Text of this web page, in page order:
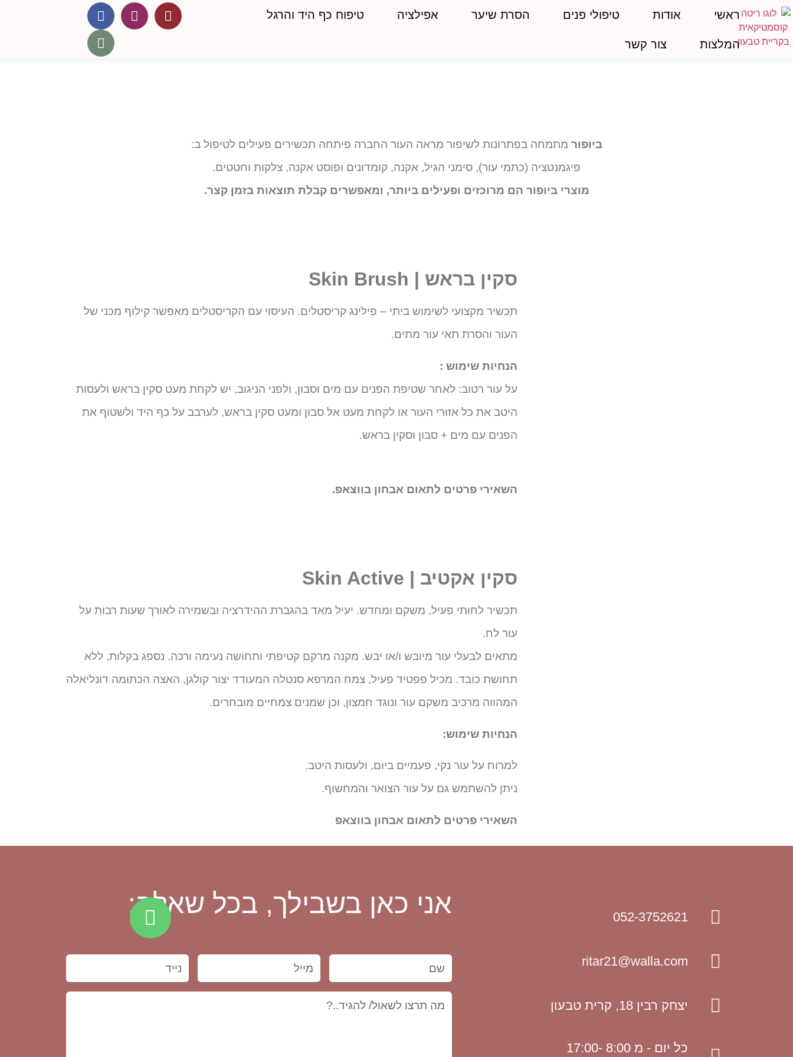
ראשי אודות טיפולי פנים הסרת שיער אפילציה טיפוח כף היד והרגל
המלצות צור קשר
ביופור מתמחה בפתרונות לשיפור מראה העור החברה פיתחה תכשירים פעילים לטיפול ב:
פיגמנטציה (כתמי עור), סימני הגיל, אקנה, קומדונים ופוסט אקנה, צלקות וחטטים.
מוצרי ביופור הם מרוכזים ופעילים ביותר, ומאפשרים קבלת תוצאות בזמן קצר.
סקין בראש | Skin Brush
תכשיר מקצועי לשימוש ביתי – פילינג קריסטלים. העיסוי עם הקריסטלים מאפשר קילוף מכני של
העור והסרת תאי עור מתים.
הנחיות שימוש :
על עור רטוב: לאחר שטיפת הפנים עם מים וסבון, ולפני הניגוב, יש לקחת מעט סקין בראש ולעסות
היטב את כל אזורי העור או לקחת מעט אל סבון ומעט סקין בראש, לערבב על כף היד ולשטוף את
הפנים עם מים + סבון וסקין בראש.
השאירי פרטים לתאום אבחון בווצאפ.
סקין אקטיב | Skin Active
תכשיר לחותי פעיל, משקם ומחדש. יעיל מאד בהגברת ההידרציה ובשמירה לאורך שעות רבות על
עור לח.
מתאים לבעלי עור מיובש ו/או יבש. מקנה מרקם קטיפתי ותחושה נעימה ורכה. נספג בקלות, ללא
תחושת כובד. מכיל פפטיד פעיל, צמח המרפא סנטלה המעודד יצור קולגן, האצה הכתומה דונליאלה
המהווה מרכיב משקם עור ונוגד חמצון, וכן שמנים צמחיים מובחרים.
הנחיות שימוש:
למרוח על עור נקי, פעמיים ביום, ולעסות היטב.
ניתן להשתמש גם על עור הצואר והמחשוף.
השאירי פרטים לתאום אבחון בווצאפ
052-3752621
ritar21@walla.com
יצחק רבין 18, קרית טבעון
כל יום - מ 8:00 -17:00
אני כאן בשבילך, בכל שאלה: